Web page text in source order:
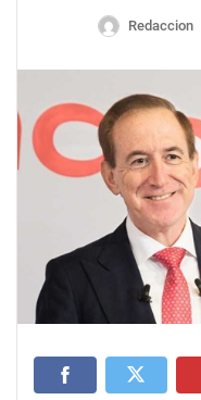
Redaccion